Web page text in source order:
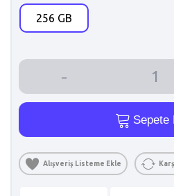
256 GB
Sepete
Alışveriş Listeme Ekle